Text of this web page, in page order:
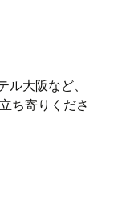
ル大阪など、
ち寄りくださ